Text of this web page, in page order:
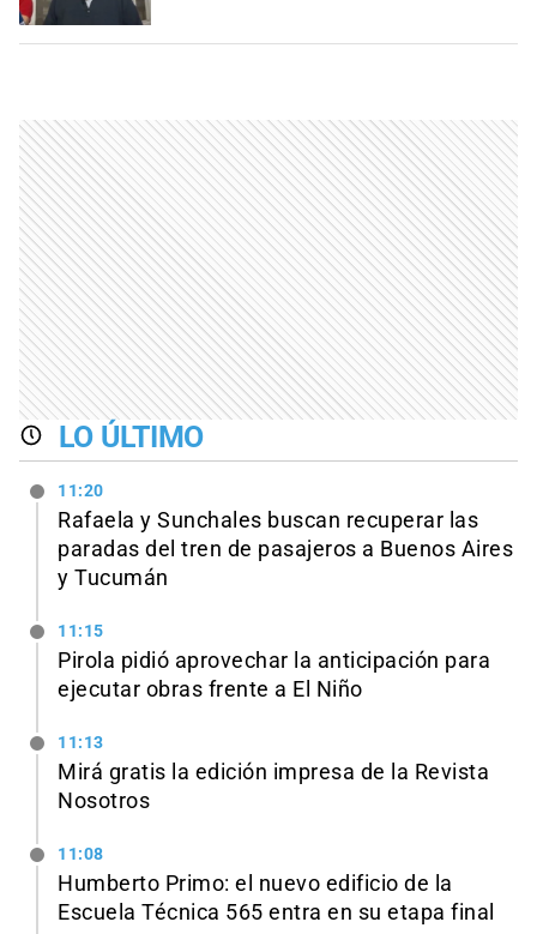
LO ÚLTIMO
11:20
Rafaela y Sunchales buscan recuperar las
paradas del tren de pasajeros a Buenos Aires
y Tucumán
11:15
Pirola pidió aprovechar la anticipación para
ejecutar obras frente a El Niño
11:13
Mirá gratis la edición impresa de la Revista
Nosotros
11:08
Humberto Primo: el nuevo edificio de la
Escuela Técnica 565 entra en su etapa final